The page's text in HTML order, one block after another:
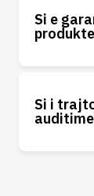
Si e
Si i